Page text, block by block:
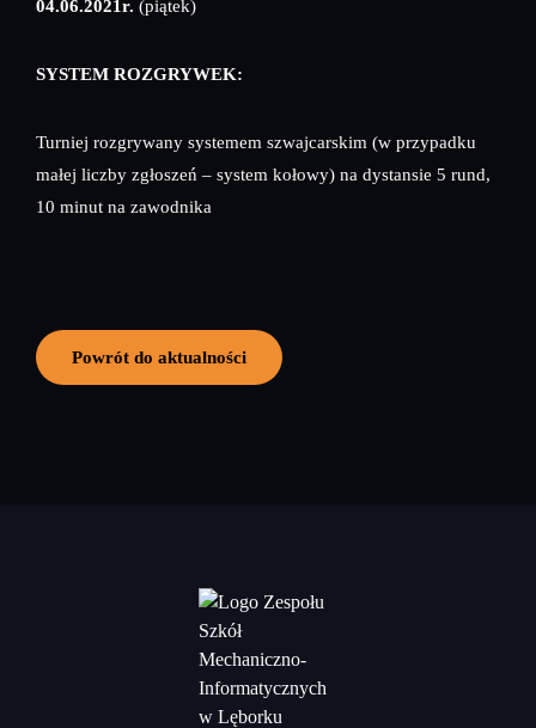
04.06.2021r. (piątek)
SYSTEM ROZGRYWEK:
Turniej rozgrywany systemem szwajcarskim (w przypadku
małej liczby zgłoszeń – system kołowy) na dystansie 5 rund,
10 minut na zawodnika
Powrót do aktualności